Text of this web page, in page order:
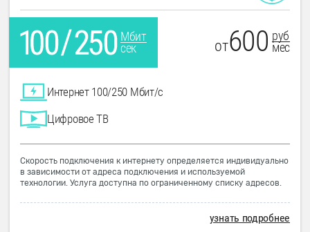
Мбит
сек
от600 руб
мес
Интернет 100/250 Мбит/с
Цифровое ТВ
Скорость подключения к интернету определяется индивидуально
в зависимости от адреса подключения и используемой
технологии. Услуга доступна по ограниченному списку адресов.
узнать подробнее